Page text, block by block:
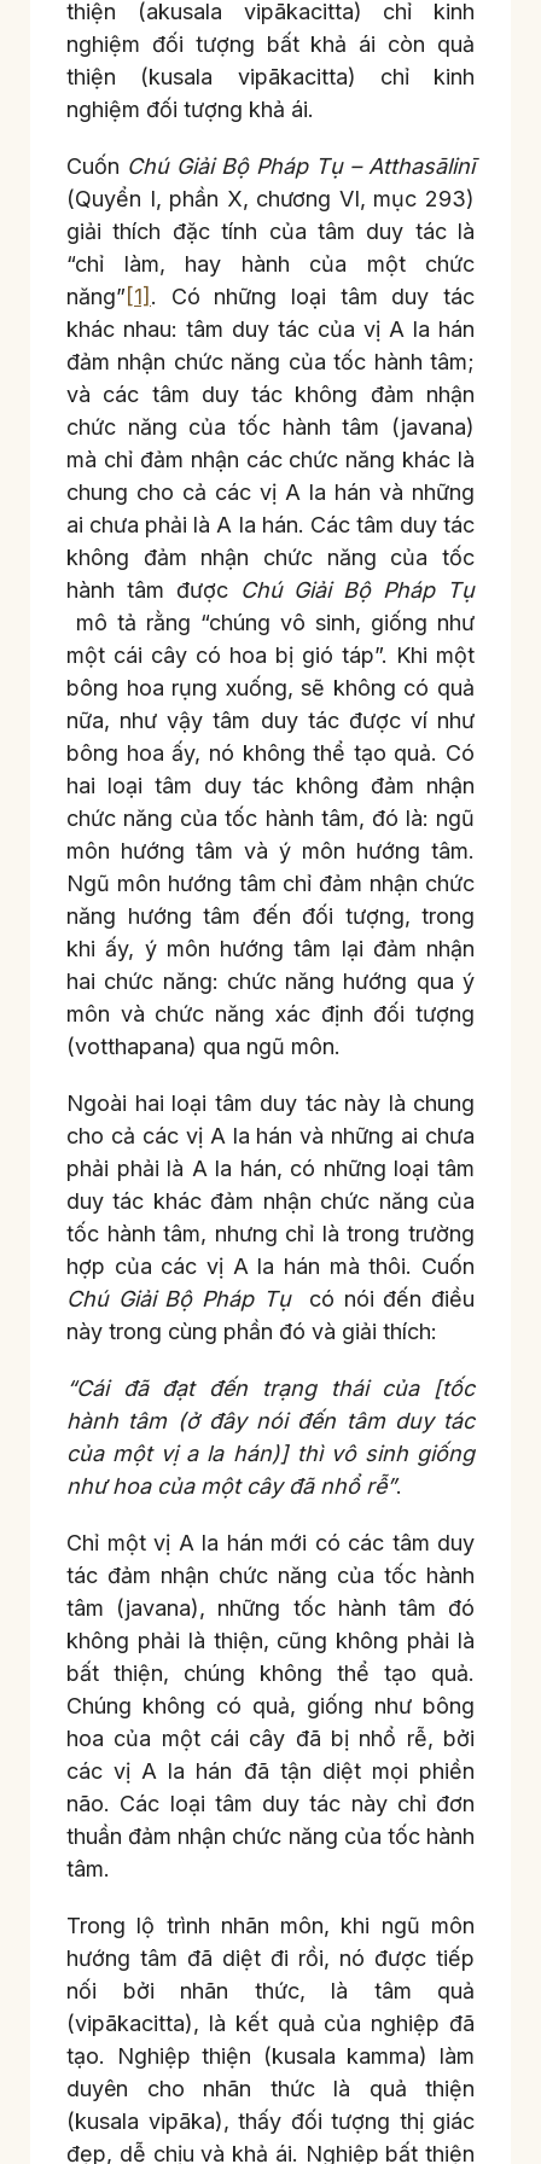
thiện (akusala vipākacitta) chỉ kinh
nghiệm đối tượng bất khả ái còn quả
thiện (kusala vipākacitta) chỉ kinh
nghiệm đối tượng khả ái.
Cuốn Chú Giải Bộ Pháp Tụ – Atthasālinī
(Quyển I, phần X, chương VI, mục 293)
giải thích đặc tính của tâm duy tác là
“chỉ làm, hay hành của một chức
năng”[1] . Có những loại tâm duy tác
khác nhau: tâm duy tác của vị A la hán
đảm nhận chức năng của tốc hành tâm;
và các tâm duy tác không đảm nhận
chức năng của tốc hành tâm (javana)
mà chỉ đảm nhận các chức năng khác là
chung cho cả các vị A la hán và những
ai chưa phải là A la hán. Các tâm duy tác
không đảm nhận chức năng của tốc
hành tâm được Chú Giải Bộ Pháp Tụ
mô tả rằng “chúng vô sinh, giống như
một cái cây có hoa bị gió táp”. Khi một
bông hoa rụng xuống, sẽ không có quả
nữa, như vậy tâm duy tác được ví như
bông hoa ấy, nó không thể tạo quả. Có
hai loại tâm duy tác không đảm nhận
chức năng của tốc hành tâm, đó là: ngũ
môn hướng tâm và ý môn hướng tâm.
Ngũ môn hướng tâm chỉ đảm nhận chức
năng hướng tâm đến đối tượng, trong
khi ấy, ý môn hướng tâm lại đảm nhận
hai chức năng: chức năng hướng qua ý
môn và chức năng xác định đối tượng
(votthapana) qua ngũ môn.
Ngoài hai loại tâm duy tác này là chung
cho cả các vị A la hán và những ai chưa
phải phải là A la hán, có những loại tâm
duy tác khác đảm nhận chức năng của
tốc hành tâm, nhưng chỉ là trong trường
hợp của các vị A la hán mà thôi. Cuốn
Chú Giải Bộ Pháp Tụ
có nói đến điều
này trong cùng phần đó và giải thích:
“Cái đã đạt đến trạng thái của [tốc
hành tâm (ở đây nói đến tâm duy tác
của một vị a la hán)] thì vô sinh giống
như hoa của một cây đã nhổ rễ”.
Chỉ một vị A la hán mới có các tâm duy
tác đảm nhận chức năng của tốc hành
tâm (javana), những tốc hành tâm đó
không phải là thiện, cũng không phải là
bất thiện, chúng không thể tạo quả.
Chúng không có quả, giống như bông
hoa của một cái cây đã bị nhổ rễ, bởi
các vị A la hán đã tận diệt mọi phiền
não. Các loại tâm duy tác này chỉ đơn
thuần đảm nhận chức năng của tốc hành
tâm.
Trong lộ trình nhãn môn, khi ngũ môn
hướng tâm đã diệt đi rồi, nó được tiếp
nối bởi nhãn thức, là tâm quả
(vipākacitta), là kết quả của nghiệp đã
tạo. Nghiệp thiện (kusala kamma) làm
duyên cho nhãn thức là quả thiện
(kusala vipāka), thấy đối tượng thị giác
đẹp, dễ chịu và khả ái. Nghiệp bất thiện